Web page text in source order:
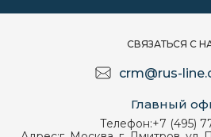
СВЯЗАТЬСЯ С
crm@rus-
Главный
Телефон:+7 (495)